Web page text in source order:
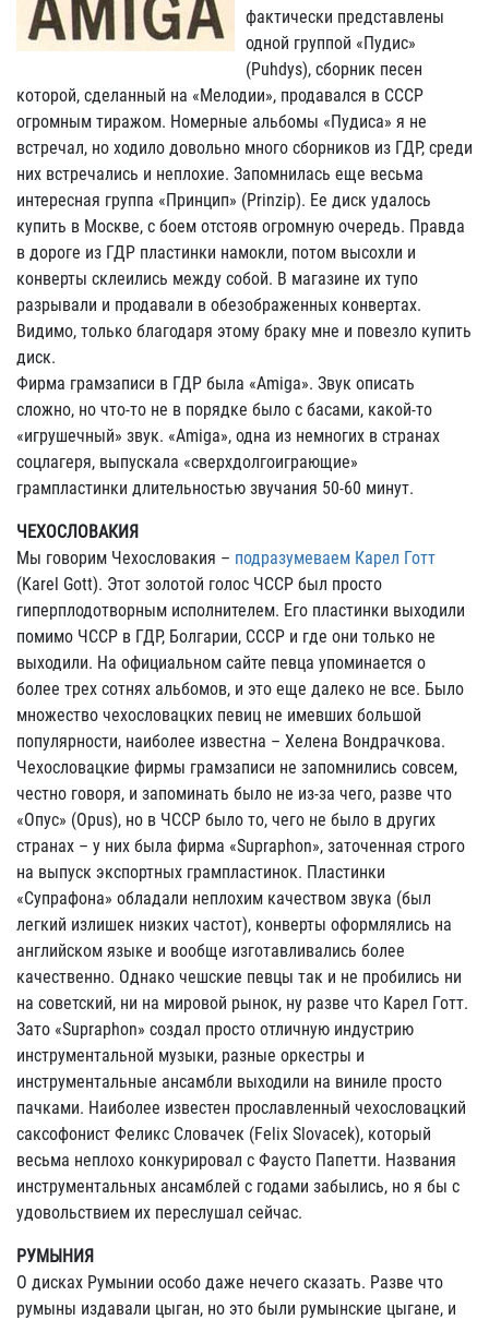
фактически представлены
одной группой «Пудис»
(Puhdys), сборник песен
которой, сделанный на «Мелодии», продавался в СССР
огромным тиражом. Номерные альбомы «Пудиса» я не
встречал, но ходило довольно много сборников из ГДР, среди
них встречались и неплохие. Запомнилась еще весьма
интересная группа «Принцип» (Prinzip). Ее диск удалось
купить в Москве, с боем отстояв огромную очередь. Правда
в дороге из ГДР пластинки намокли, потом высохли и
конверты склеились между собой. В магазине их тупо
разрывали и продавали в обезображенных конвертах.
Видимо, только благодаря этому браку мне и повезло купить
диск.
Фирма грамзаписи в ГДР была «Amiga». Звук описать
сложно, но что-то не в порядке было с басами, какой-то
«игрушечный» звук. «Amiga», одна из немногих в странах
соцлагеря, выпускала «сверхдолгоиграющие»
грампластинки длительностью звучания 50-60 минут.
ЧЕХОСЛОВАКИЯ
Мы говорим Чехословакия – подразумеваем Карел Готт
(Karel Gott). Этот золотой голос ЧССР был просто
гиперплодотворным исполнителем. Его пластинки выходили
помимо ЧССР в ГДР, Болгарии, СССР и где они только не
выходили. На официальном сайте певца упоминается о
более трех сотнях альбомов, и это еще далеко не все. Было
множество чехословацких певиц не имевших большой
популярности, наиболее известна – Хелена Вондрачкова.
Чехословацкие фирмы грамзаписи не запомнились совсем,
честно говоря, и запоминать было не из-за чего, разве что
«Опус» (Opus), но в ЧССР было то, чего не было в других
странах – у них была фирма «Supraphon», заточенная строго
на выпуск экспортных грампластинок. Пластинки
«Супрафона» обладали неплохим качеством звука (был
легкий излишек низких частот), конверты оформлялись на
английском языке и вообще изготавливались более
качественно. Однако чешские певцы так и не пробились ни
на советский, ни на мировой рынок, ну разве что Карел Готт.
Зато «Supraphon» создал просто отличную индустрию
инструментальной музыки, разные оркестры и
инструментальные ансамбли выходили на виниле просто
пачками. Наиболее известен прославленный чехословацкий
саксофонист Феликс Словачек (Felix Slovacek), который
весьма неплохо конкурировал с Фаусто Папетти. Названия
инструментальных ансамблей с годами забылись, но я бы с
удовольствием их переслушал сейчас.
РУМЫНИЯ
О дисках Румынии особо даже нечего сказать. Разве что
румыны издавали цыган, но это были румынские цыгане, и